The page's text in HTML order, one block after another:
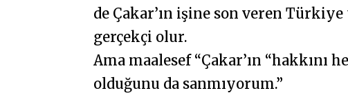
de Çakar’ın işine son veren
gerçekçi olur.
Ama maalesef “Çakar’ın “hakkını
olduğunu da sanmıyorum.”